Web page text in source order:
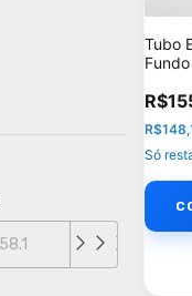
Tubo
Só